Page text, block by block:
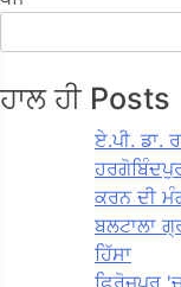
ਹਾਲ ਹੀ Posts
ਏ.ਪੀ. ਡਾ.
ਕਰਨ ਦੀ
ਬਲਟਾਲਾ
ਹਿੱਸਾ
ਫ਼ਿਰੋਜ਼ਪੁਰ